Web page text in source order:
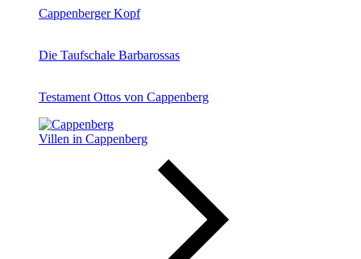
Cappenberger Kopf
Die Taufschale Barbarossas
Testament Ottos von Cappenberg
Villen in Cappenberg